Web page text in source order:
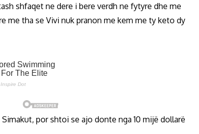
shfaqet ne dere i bere verdh ne fytyre dhe me
me tha se Vivi nuk pranon me kem me ty keto dy
por shtoi se ajo donte nga 10 mijë dollarë